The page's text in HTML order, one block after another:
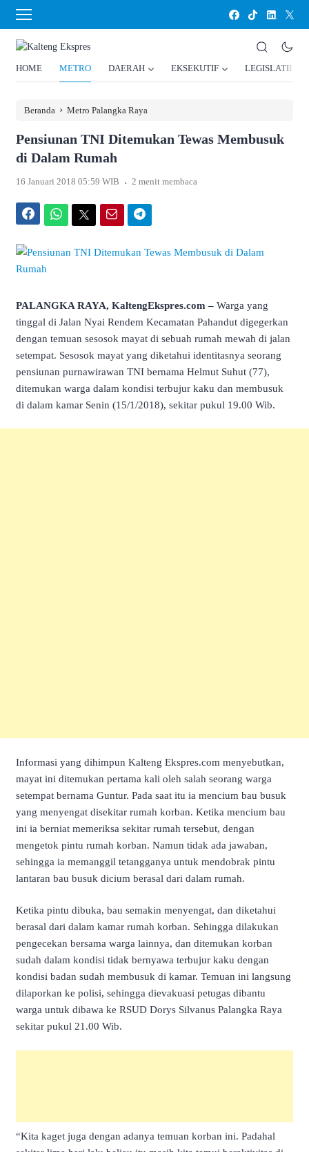
HOME METRO DAERAH EKSEKUTIF LEGISLATIF
Beranda › Metro Palangka Raya
Pensiunan TNI Ditemukan Tewas Membusuk
di Dalam Rumah
16 Januari 2018 05:59 WIB . 2 menit membaca
PALANGKA RAYA, KaltengEkspres.com – Warga yang
tinggal di Jalan Nyai Rendem Kecamatan Pahandut digegerkan
dengan temuan sesosok mayat di sebuah rumah mewah di jalan
setempat. Sesosok mayat yang diketahui identitasnya seorang
pensiunan purnawirawan TNI bernama Helmut Suhut (77),
ditemukan warga dalam kondisi terbujur kaku dan membusuk
di dalam kamar Senin (15/1/2018), sekitar pukul 19.00 Wib.
Informasi yang dihimpun Kalteng Ekspres.com menyebutkan,
mayat ini ditemukan pertama kali oleh salah seorang warga
setempat bernama Guntur. Pada saat itu ia mencium bau busuk
yang menyengat disekitar rumah korban. Ketika mencium bau
ini ia berniat memeriksa sekitar rumah tersebut, dengan
mengetok pintu rumah korban. Namun tidak ada jawaban,
sehingga ia memanggil tetangganya untuk mendobrak pintu
lantaran bau busuk dicium berasal dari dalam rumah.
Ketika pintu dibuka, bau semakin menyengat, dan diketahui
berasal dari dalam kamar rumah korban. Sehingga dilakukan
pengecekan bersama warga lainnya, dan ditemukan korban
sudah dalam kondisi tidak bernyawa terbujur kaku dengan
kondisi badan sudah membusuk di kamar. Temuan ini langsung
dilaporkan ke polisi, sehingga dievakuasi petugas dibantu
warga untuk dibawa ke RSUD Dorys Silvanus Palangka Raya
sekitar pukul 21.00 Wib.
“Kita kaget juga dengan adanya temuan korban ini. Padahal